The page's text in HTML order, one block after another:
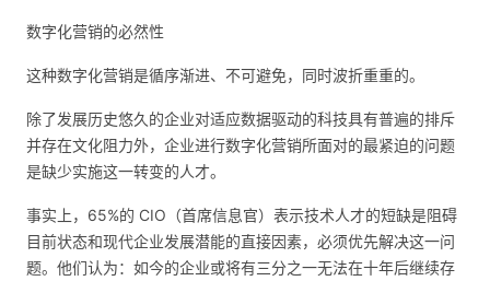
数字化营销的必然性
这种数字化营销是循序渐进、不可避免，同时波折重重的。
除了发展历史悠久的企业对适应数据驱动的科技具有普遍的排斥
并存在文化阻力外，企业进行数字化营销所面对的最紧迫的问题
是缺少实施这一转变的人才。
事实上，65%的 CIO（首席信息官）表示技术人才的短缺是阻碍
目前状态和现代企业发展潜能的直接因素，必须优先解决这一问
题。他们认为：如今的企业或将有三分之一无法在十年后继续存